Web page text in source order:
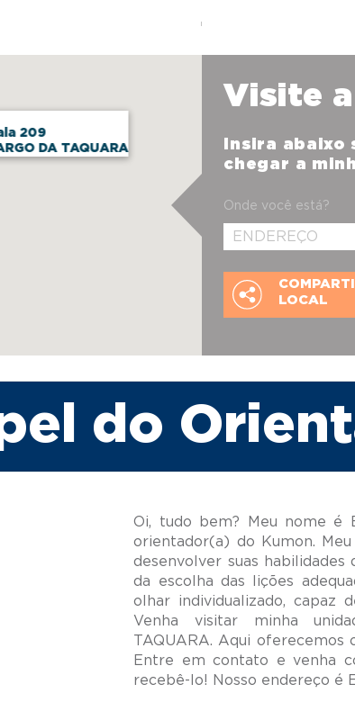
209
DA TAQUARA
Visite
Insira abaixo
chegar a
Onde você está?
LOCAL
do
Oi, tudo bem? Meu nome é
orientador(a) do Kumon.
desenvolver suas
da escolha das lições
olhar individualizado, capaz
Venha visitar minha
TAQUARA. Aqui
Entre em contato e venha